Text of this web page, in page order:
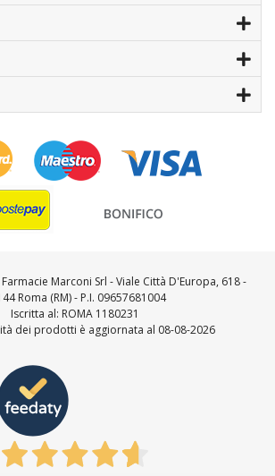
Marconi Srl - Viale Città D'Europa, 618 -
Roma (RM) - P.I. 09657681004
Iscritta al: ROMA 1180231
dei prodotti è aggiornata al 08-08-2026